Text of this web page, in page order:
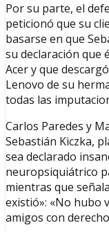
Por su parte, el
peticionó que su
basarse en que
su declaración que
Acer y que
Lenovo de su
todas las
Carlos Paredes y
Sebastián Kiczka,
sea declarado
neuropsiquiátrico
mientras que
existió»: «No hubo
amigos con